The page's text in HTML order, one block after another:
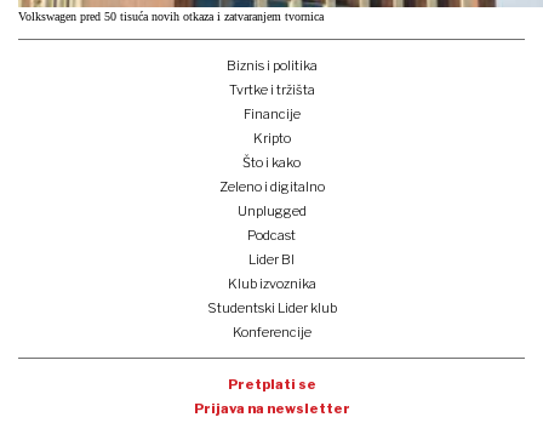
Volkswagen pred 50 tisuća novih otkaza i zatvaranjem tvornica
Biznis i politika
Tvrtke i tržišta
Financije
Kripto
Što i kako
Zeleno i digitalno
Unplugged
Podcast
Lider BI
Klub izvoznika
Studentski Lider klub
Konferencije
Pretplati se
Prijava na newsletter